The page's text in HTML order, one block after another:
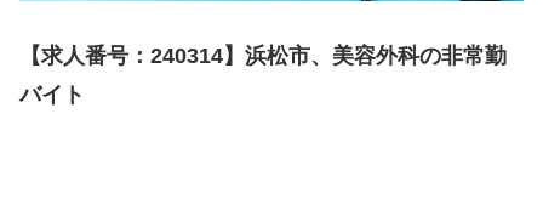
【求人番号：240314】浜松市、美容外科の非常勤
バイト